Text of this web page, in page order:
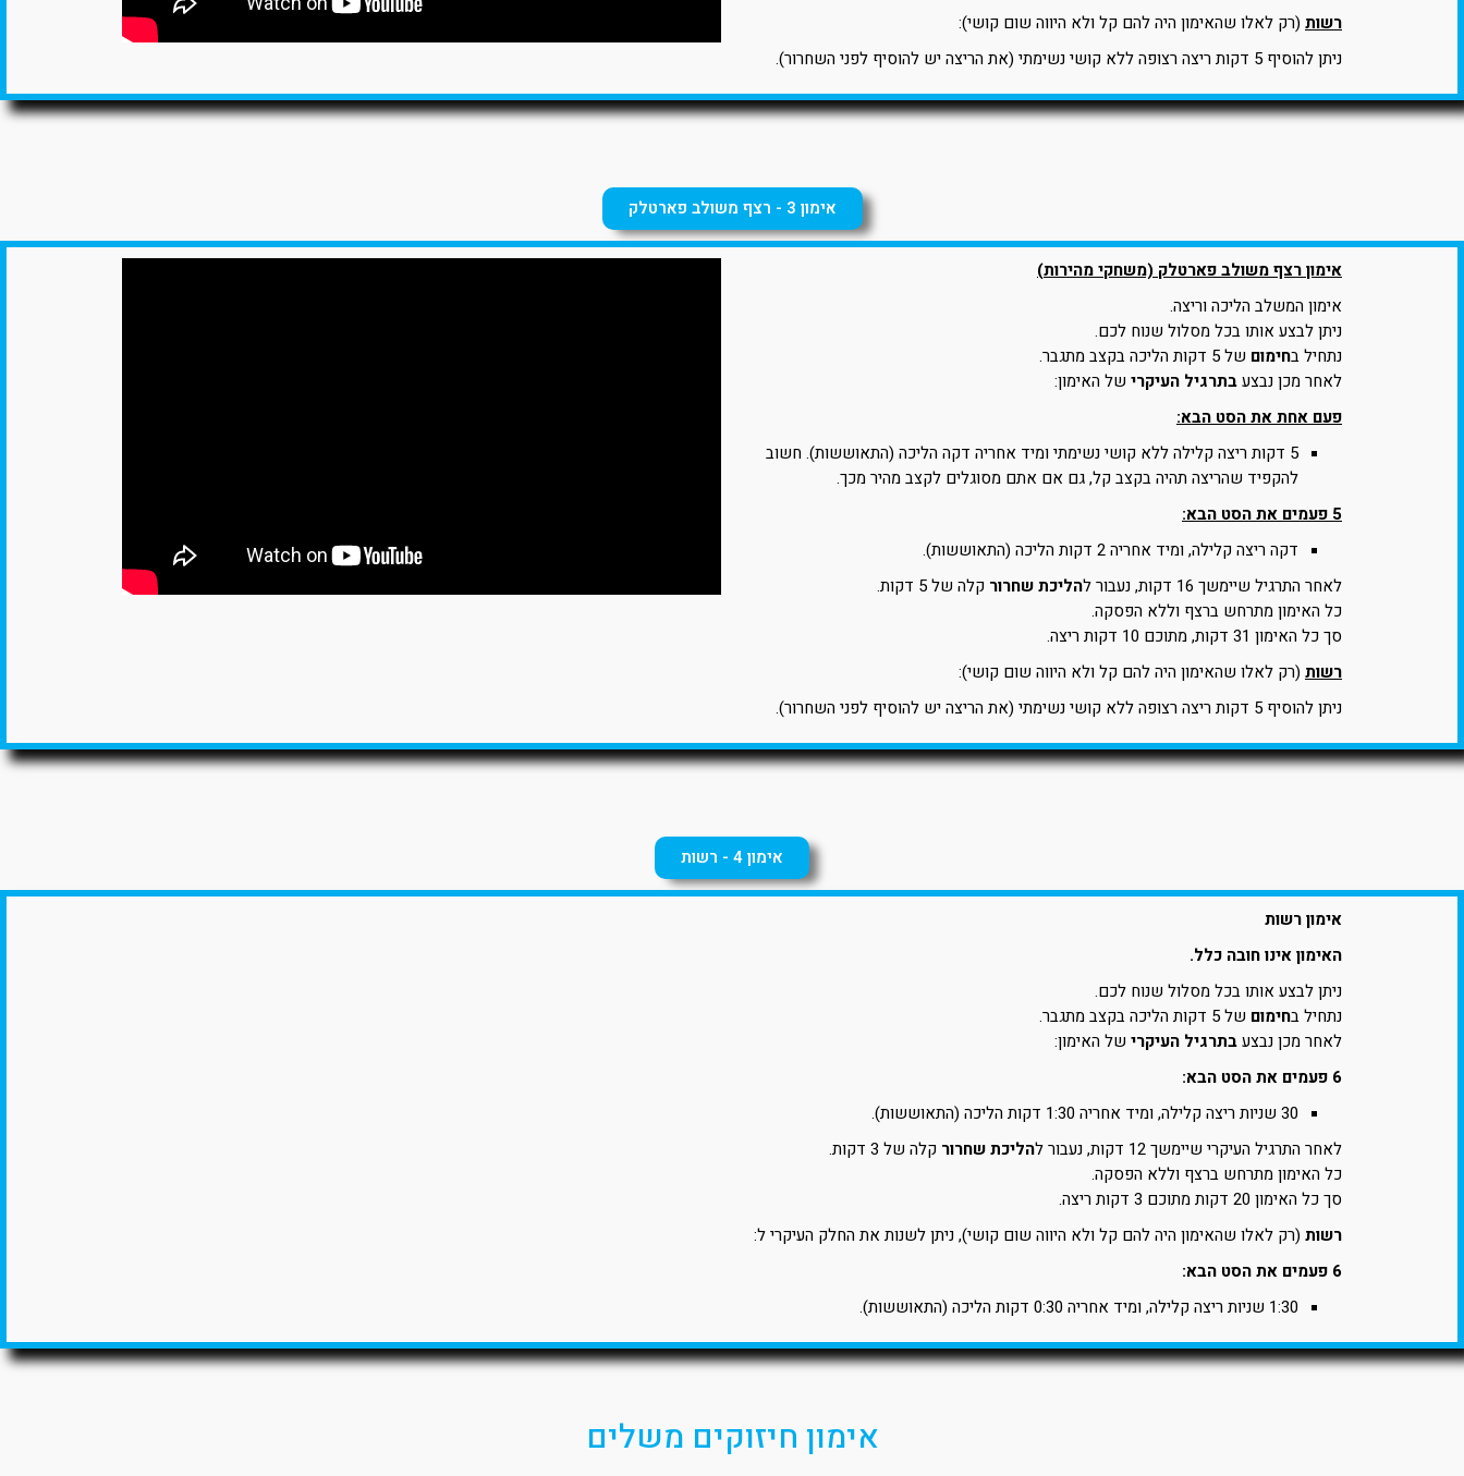
רשות (רק לאלו שהאימון היה להם קל ולא היווה שום קושי):
ניתן להוסיף 5 דקות ריצה רצופה ללא קושי נשימתי (את הריצה יש להוסיף לפני השחרור).
אימון 3 - רצף משולב פארטלק
אימון רצף משולב פארטלק (משחקי מהירות)
אימון המשלב הליכה וריצה.
ניתן לבצע אותו בכל מסלול שנוח לכם.
נתחיל בחימום של 5 דקות הליכה בקצב מתגבר.
לאחר מכן נבצעבתרגיל העיקרי של האימון:
פעם אחת את הסט הבא:
5 דקות ריצה קלילה ללא קושי נשימתי ומיד אחריה דקה הליכה (התאוששות). חשוב
להקפיד שהריצה תהיה בקצב קל, גם אם אתם מסוגלים לקצב מהיר מכך.
5 פעמים את הסט הבא:
דקה ריצה קלילה, ומיד אחריה 2 דקות הליכה (התאוששות).
לאחר התרגיל שיימשך 16 דקות, נעבור ל
הליכת שחרור קלה של 5 דקות.
כל האימון מתרחש ברצף וללא הפסקה.
סך כל האימון 31 דקות, מתוכם 10 דקות ריצה.
רשות (רק לאלו שהאימון היה להם קל ולא היווה שום קושי):
ניתן להוסיף 5 דקות ריצה רצופה ללא קושי נשימתי (את הריצה יש להוסיף לפני השחרור).
אימון 4 - רשות
אימון רשות
האימון אינו חובה כלל.
ניתן לבצע אותו בכל מסלול שנוח לכם.
נתחיל בחימום של 5 דקות הליכה בקצב מתגבר.
לאחר מכן נבצעבתרגיל העיקרי של האימון:
6 פעמים את הסט הבא:
30 שניות ריצה קלילה, ומיד אחריה 1:30 דקות הליכה (התאוששות).
לאחר התרגיל העיקרי שיימשך 12 דקות, נעבור ל
הליכת שחרור קלה של 3 דקות.
כל האימון מתרחש ברצף וללא הפסקה.
סך כל האימון 20 דקות מתוכם 3 דקות ריצה.
רשות (רק לאלו שהאימון היה להם קל ולא היווה שום קושי), ניתן לשנות את החלק העיקרי ל:
6 פעמים את הסט הבא:
1:30 שניות ריצה קלילה, ומיד אחריה 0:30 דקות הליכה (התאוששות).
אימון חיזוקים משלים